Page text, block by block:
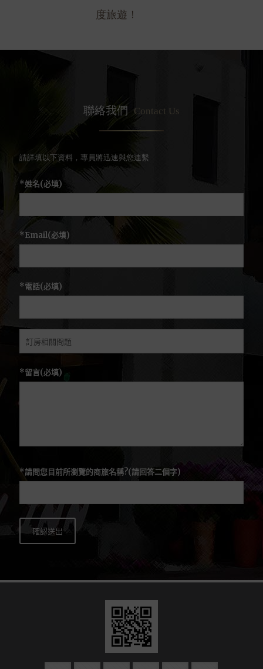
度旅遊！
聯絡我們 Contact Us
請詳填以下資料，專員將迅速與您連繫
*姓名(必填)
*Email(必填)
*電話(必填)
*留言(必填)
*請問您目前所瀏覽的商旅名稱?(請回答二個字)